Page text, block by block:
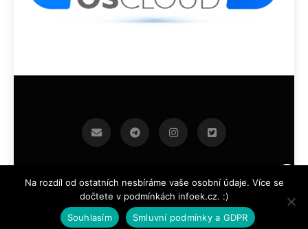
infoek.cz 2026.Developed By BlazeThemes .
Na rozdíl od ostatních nesbíráme vaše osobní údaje. Více se
dočtete v podmínkách infoek.cz. :)
Souhlasím
Smluvní podmínky a GDPR